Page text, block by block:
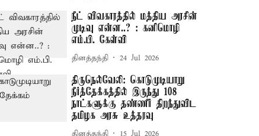
நீட் விவகாரத்தில் மத்திய அரசின்
முடிவு என்ன..? : கனிமொழி
எம்.பி. கேள்வி
தினத்தந்தி 24 Jul 2026
திருநெல்வேலி: கொடுமுடியாறு
நீர்த்தேக்கத்தில் இருந்து 108
நாட்களுக்கு தண்ணீர் திறந்துவிட
தமிழக அரசு உத்தரவு
தினத்தந்தி 15 Jul 2026